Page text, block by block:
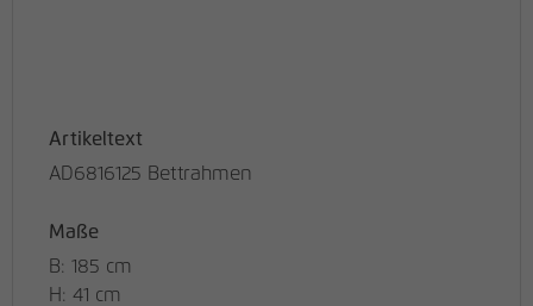
Artikeltext
AD6816125 Bettrahmen
Maße
B: 185 cm
H: 41 cm